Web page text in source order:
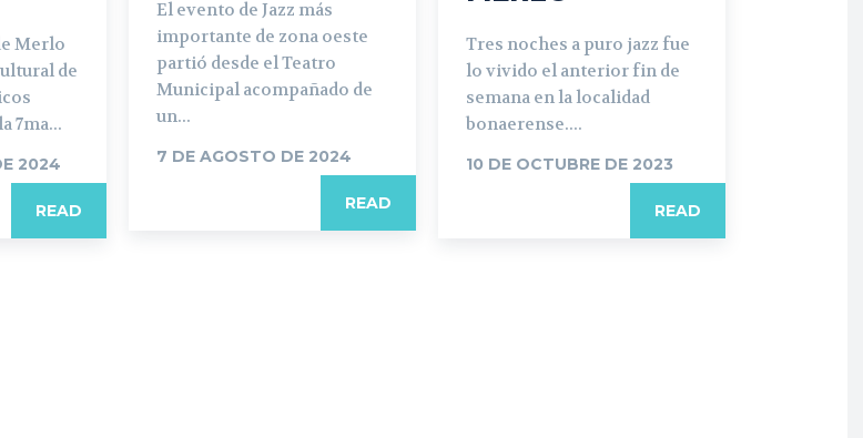
Merlo
de
7ma...
2024
READ
El evento de Jazz más
importante de zona oeste
partió desde el Teatro
Municipal acompañado de
un...
7 DE AGOSTO DE 2024
READ
Tres noches a puro jazz fue
lo vivido el anterior fin de
semana en la localidad
bonaerense....
10 DE OCTUBRE DE 2023
READ